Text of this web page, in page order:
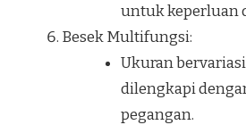
untuk keperluan
Besek Multifungsi:
Ukuran
dilengkapi
pegangan.